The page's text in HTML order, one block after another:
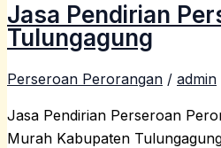
Jasa Pendirian
Tulungagung
Perseroan Perorangan / admin
Jasa Pendirian Perseroan
Murah Kabupaten